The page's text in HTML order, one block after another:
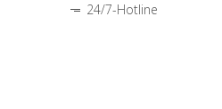
24/7-Hotline